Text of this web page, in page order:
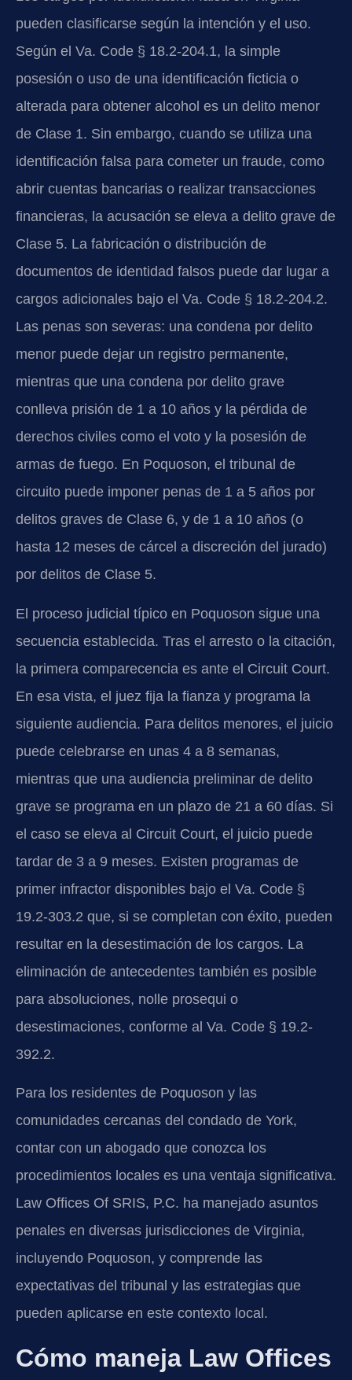
pueden clasificarse según la intención y el uso.
Según el Va. Code § 18.2-204.1, la simple
posesión o uso de una identificación ficticia o
alterada para obtener alcohol es un delito menor
de Clase 1. Sin embargo, cuando se utiliza una
identificación falsa para cometer un fraude, como
abrir cuentas bancarias o realizar transacciones
financieras, la acusación se eleva a delito grave de
Clase 5. La fabricación o distribución de
documentos de identidad falsos puede dar lugar a
cargos adicionales bajo el Va. Code § 18.2-204.2.
Las penas son severas: una condena por delito
menor puede dejar un registro permanente,
mientras que una condena por delito grave
conlleva prisión de 1 a 10 años y la pérdida de
derechos civiles como el voto y la posesión de
armas de fuego. En Poquoson, el tribunal de
circuito puede imponer penas de 1 a 5 años por
delitos graves de Clase 6, y de 1 a 10 años (o
hasta 12 meses de cárcel a discreción del jurado)
por delitos de Clase 5.
El proceso judicial típico en Poquoson sigue una
secuencia establecida. Tras el arresto o la citación,
la primera comparecencia es ante el Circuit Court.
En esa vista, el juez fija la fianza y programa la
siguiente audiencia. Para delitos menores, el juicio
puede celebrarse en unas 4 a 8 semanas,
mientras que una audiencia preliminar de delito
grave se programa en un plazo de 21 a 60 días. Si
el caso se eleva al Circuit Court, el juicio puede
tardar de 3 a 9 meses. Existen programas de
primer infractor disponibles bajo el Va. Code §
19.2-303.2 que, si se completan con éxito, pueden
resultar en la desestimación de los cargos. La
eliminación de antecedentes también es posible
para absoluciones, nolle prosequi o
desestimaciones, conforme al Va. Code § 19.2-
392.2.
Para los residentes de Poquoson y las
comunidades cercanas del condado de York,
contar con un abogado que conozca los
procedimientos locales es una ventaja significativa.
Law Offices Of SRIS, P.C. ha manejado asuntos
penales en diversas jurisdicciones de Virginia,
incluyendo Poquoson, y comprende las
expectativas del tribunal y las estrategias que
pueden aplicarse en este contexto local.
Cómo maneja Law Offices